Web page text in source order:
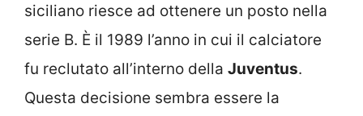
siciliano riesce ad ottenere un posto nella
serie B. È il 1989 l’anno in cui il calciatore
fu reclutato all’interno della Juventus.
Questa decisione sembra essere la